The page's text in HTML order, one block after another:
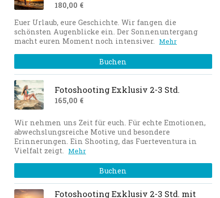
180,00 €
Buchen
Euer Urlaub, eure Geschichte. Wir fangen die
schönsten Augenblicke ein. Der Sonnenuntergang
macht euren Moment noch intensiver. Mehr
Fotoshooting Exklusiv 2-3 Std.
165,00 €
Buchen
Wir nehmen uns Zeit für euch. Für echte Emotionen,
abwechslungsreiche Motive und besondere
Erinnerungen. Ein Shooting, das Fuerteventura in
Vielfalt zeigt.
Mehr
Fotoshooting Exklusiv 2-3 Std. mit